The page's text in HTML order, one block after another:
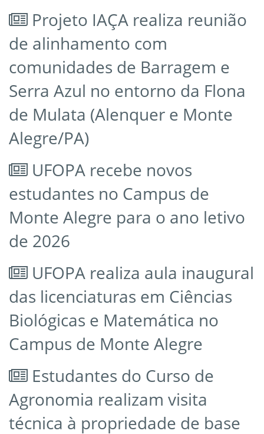
Projeto IAÇA realiza reunião
de alinhamento com
comunidades de Barragem e
Serra Azul no entorno da Flona
de Mulata (Alenquer e Monte
Alegre/PA)
UFOPA recebe novos
estudantes no Campus de
Monte Alegre para o ano letivo
de 2026
UFOPA realiza aula inaugural
das licenciaturas em Ciências
Biológicas e Matemática no
Campus de Monte Alegre
Estudantes do Curso de
Agronomia realizam visita
técnica à propriedade de base